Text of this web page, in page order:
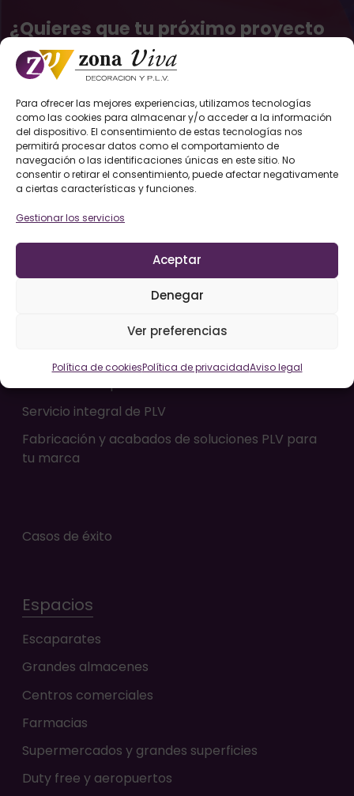
Para ofrecer las mejores experiencias, utilizamos tecnologías
como las cookies para almacenar y/o acceder a la información
del dispositivo. El consentimiento de estas tecnologías nos
permitirá procesar datos como el comportamiento de
navegación o las identificaciones únicas en este sitio. No
consentir o retirar el consentimiento, puede afectar negativamente
a ciertas características y funciones.
Gestionar los servicios
Aceptar
Denegar
Ver preferencias
Política de cookiesPolítica de privacidadAviso legal
¿Quieres que tu próximo proyecto
sea un caso de éxito?
única para tu marca.
Contacta con nosotros
Instalación y montaje de elementos PLV
Servicio integral de PLV
Fabricación y acabados de soluciones PLV para
tu marca
Casos de éxito
Espacios
Escaparates
Grandes almacenes
Centros comerciales
Farmacias
Supermercados y grandes superficies
Duty free y aeropuertos